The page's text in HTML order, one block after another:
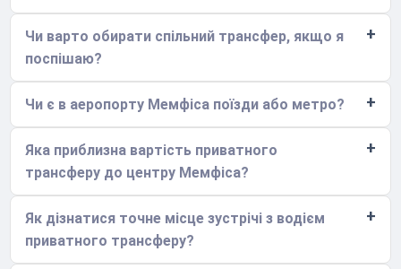
Чи варто обирати спільний трансфер, якщо я
поспішаю?
Чи є в аеропорту Мемфіса поїзди або метро?
Яка приблизна вартість приватного
трансферу до центру Мемфіса?
Як дізнатися точне місце зустрічі з водієм
приватного трансферу?